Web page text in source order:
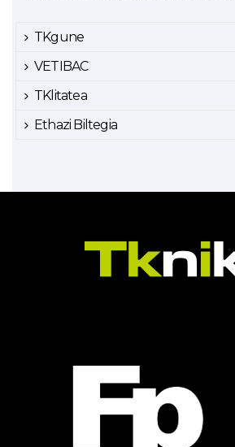
TKgune
VETIBAC
TKlitatea
Ethazi Biltegia